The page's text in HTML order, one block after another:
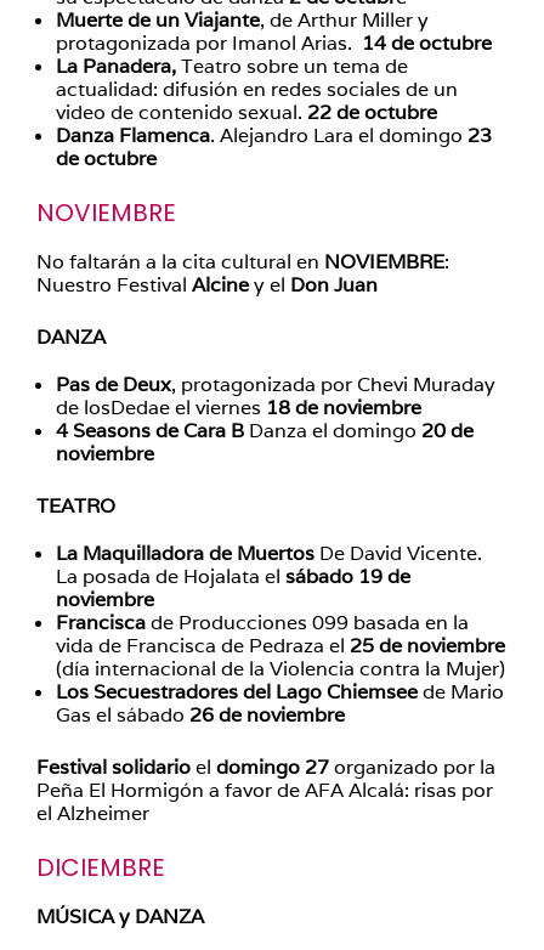
Muerte de un Viajante, de Arthur Miller y
protagonizada por Imanol Arias. 14 de octubre
La Panadera,Teatro sobre un tema de
actualidad: difusión en redes sociales de un
video de contenido sexual. 22 de octubre
Danza Flamenca. Alejandro Lara el domingo 23
de octubre
NOVIEMBRE
No faltarán a la cita cultural en NOVIEMBRE:
Nuestro Festival Alciney el Don Juan
DANZA
Pas de Deux, protagonizada por Chevi Muraday
de losDedae el viernes 18 de noviembre
4 Seasons de Cara B Danza el domingo 20 de
noviembre
TEATRO
La Maquilladora de Muertos De David Vicente.
La posada de Hojalata el sábado 19 de
noviembre
Franciscade Producciones 099 basada en la
vida de Francisca de Pedraza el 25 de noviembre
(día internacional de la Violencia contra la Mujer)
Los Secuestradores del Lago Chiemseede Mario
Gas el sábado 26 de noviembre
Festival solidarioel domingo 27organizado por la
Peña El Hormigón a favor de AFA Alcalá: risas por
el Alzheimer
DICIEMBRE
MÚSICA y DANZA